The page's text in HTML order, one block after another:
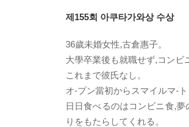
제155회 아쿠타가와상 수상
36歲未婚女性,古倉惠子。
大學卒業後も就職せず,コンビ
これまで彼氏なし。
オ-プン當初からスマイルマ-
日日食べるのはコンビニ食,
りをもたらしてくれる。